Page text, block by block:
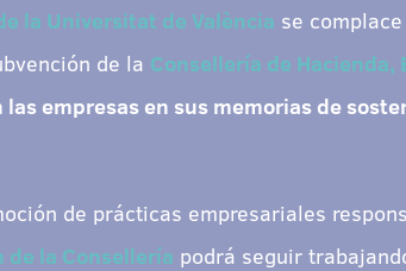
la Universitat de València se
de la Consellería de
las empresas en sus memorias de
de prácticas empresariales
de la Consellería podrá seguir